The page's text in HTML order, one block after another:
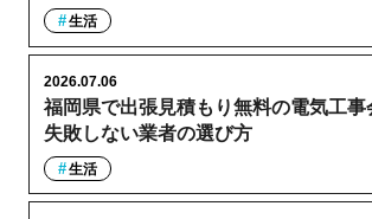
生活
福岡県で出張見積もり無料の電気工事
失敗しない業者の選び方
2026.07.06
生活